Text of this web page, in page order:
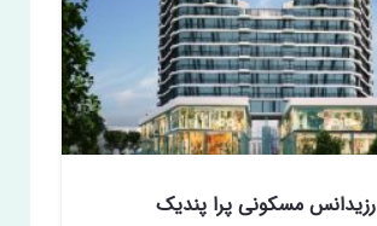
رزیدانس مسکونی پرا پندیک